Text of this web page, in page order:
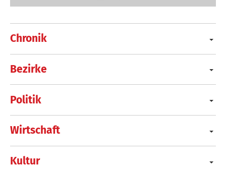
Chronik
Bezirke
Politik
Wirtschaft
Kultur